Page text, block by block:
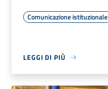
Comunicazione istituzionale
LEGGI DI PIÙ